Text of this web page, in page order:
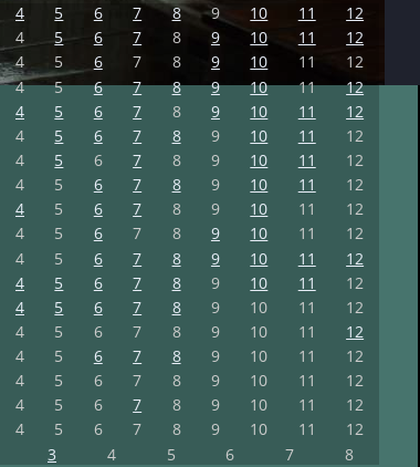
4 5 6 7 8 9 10 11 12
4 5 6 7 8 9 10 11 12
4 5 6 7 8 9 10 11 12
4 5 6 7 8 9 10 11 12
4 5 6 7 8 9 10 11 12
4 5 6 7 8 9 10 11 12
4 5 6 7 8 9 10 11 12
4 5 6 7 8 9 10 11 12
4 5 6 7 8 9 10 11 12
4 5 6 7 8 9 10 11 12
4 5 6 7 8 9 10 11 12
4 5 6 7 8 9 10 11 12
4 5 6 7 8 9 10 11 12
4 5 6 7 8 9 10 11 12
4 5 6 7 8 9 10 11 12
4 5 6 7 8 9 10 11 12
4 5 6 7 8 9 10 11 12
4 5 6 7 8 9 10 11 12
3 4 5 6 7 8